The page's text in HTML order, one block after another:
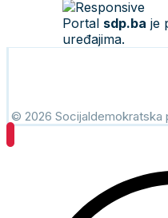
Portal sdp.ba je
uređajima.
© 2026 Socijaldemokratska